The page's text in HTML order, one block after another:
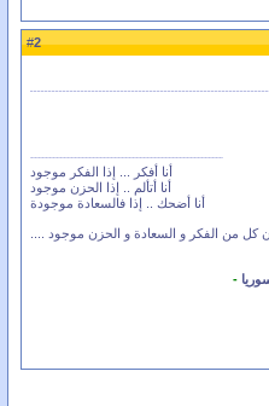
#
2
أنا أفكر ... إذا الفكر موجود
أنا أتألم .. إذا الحزن موجود
أنا أضحك .. إذا فالسعادة موجودة
كل من الفكر و السعادة و الحزن موجود ....
-